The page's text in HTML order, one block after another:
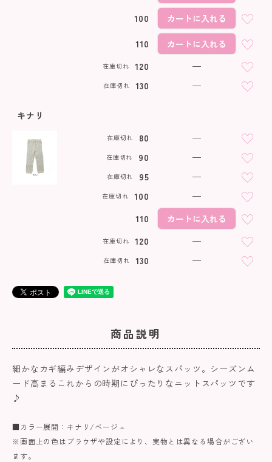
100 カートに入れる
110
カートに入れる
120
在庫切れ
—
130
在庫切れ —
キナリ
80
在庫切れ
—
90
在庫切れ
—
95
在庫切れ
—
100
在庫切れ
—
110
カートに入れる
120
在庫切れ
—
130
在庫切れ —
商品説明
細かなカギ編みデザインがオシャレなスパッツ。シーズンム
ード高まるこれからの時期にぴったりなニットスパッツです
♪
■カラー展開：キナリ/ベージュ
※画面上の色はブラウザや設定により、実物とは異なる場合がござい
ます。